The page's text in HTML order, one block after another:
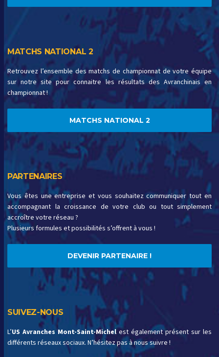
MATCHS NATIONAL 2
Retrouvez l’ensemble des matchs de championnat de votre équipe
sur notre site pour connaitre les résultats des Avranchinais en
championnat !
MATCHS NATIONAL 2
PARTENAIRES
Vous êtes une entreprise et vous souhaitez communiquer tout en
accompagnant la croissance de votre club ou tout simplement
accroître votre réseau ?
Plusieurs formules et possibilités s’offrent à vous !
DEVENIR PARTENAIRE !
SUIVEZ-NOUS
L’US Avranches Mont-Saint-Michel est également présent sur les
différents réseaux sociaux. N’hésitez pas à nous suivre !